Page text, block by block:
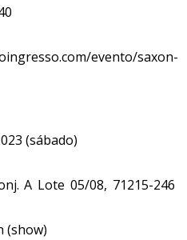
evento/saxon-
(sábado)
A Lote 05/08, 71215-246
(show)